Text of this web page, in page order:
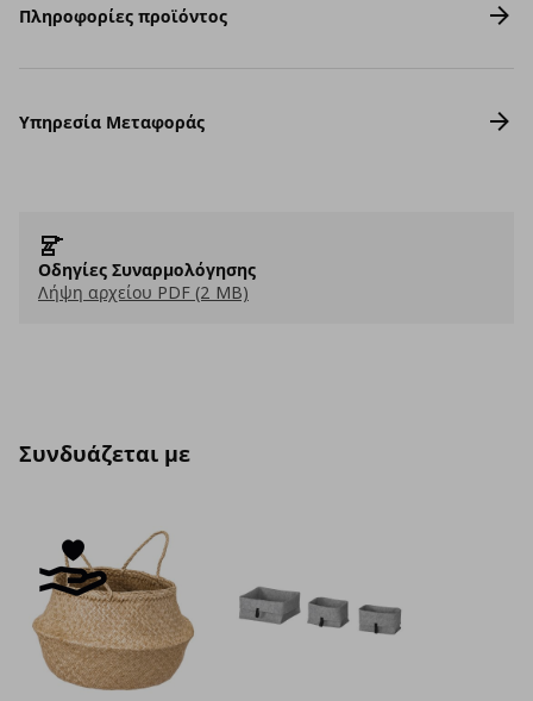
Πληροφορίες προϊόντος
Υπηρεσία Μεταφοράς
Οδηγίες Συναρμολόγησης
Λήψη αρχείου PDF (2 MB)
Συνδυάζεται με